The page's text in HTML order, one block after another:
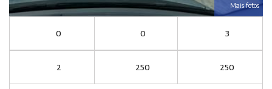
Mais fotos
0 0 3
2 250 250